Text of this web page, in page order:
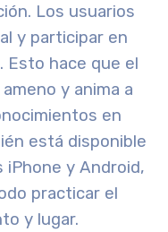
. Los usuarios
y participar en
Esto hace que el
y anima a
en
está disponible
iPhone y Android,
practicar el
y lugar.